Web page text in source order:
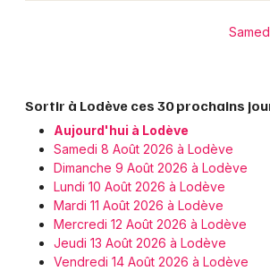
Sortir à Lodève ces 30 prochains
Aujourd'hui à Lodève
Samedi 8 Août 2026 à Lodève
Dimanche 9 Août 2026 à Lodève
Lundi 10 Août 2026 à Lodève
Mardi 11 Août 2026 à Lodève
Mercredi 12 Août 2026 à Lodève
Jeudi 13 Août 2026 à Lodève
Vendredi 14 Août 2026 à Lodève